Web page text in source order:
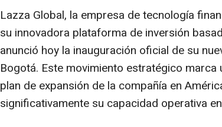
Lazza Global, la empresa de tecnología
su innovadora plataforma de inversión
anunció hoy la inauguración oficial de su
Bogotá. Este movimiento estratégico marca
plan de expansión de la compañía en
significativamente su capacidad operativa